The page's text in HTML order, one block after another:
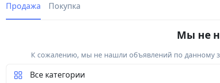
Продажа Покупка
Мы не
К сожалению, мы не нашли объявлений по данному
Все категории